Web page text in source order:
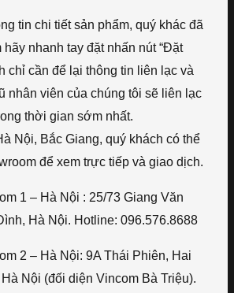
tin chi tiết sản phẩm, quý khác đã
nhanh tay đặt nhấn nút “Đặt
chỉ cần để lại thông tin liên lạc và
nhân viên của chúng tôi sẽ liên lạc
thời gian sớm nhất.
Nội, Bắc Giang, quý khách có thể
để xem trực tiếp và giao dịch.
1 – Hà Nội : 25/73 Giang Văn
Hà Nội. Hotline: 096.576.8688
2 – Hà Nội: 9A Thái Phiên, Hai
Nội (đối diện Vincom Bà Triệu).